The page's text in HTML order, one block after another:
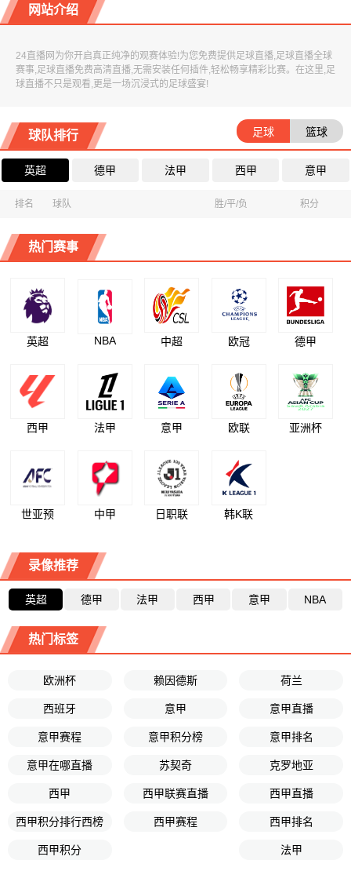
网站介绍
24直播网为你开启真正纯净的观赛体验!为您免费提供足球直播,足球直播全球
赛事,足球直播免费高清直播,无需安装任何插件,轻松畅享精彩比赛。在这里,足
球直播不只是观看,更是一场沉浸式的足球盛宴!
球队排行 足球 篮球
英超 德甲 法甲 西甲 意甲
排名 球队 胜/平/负 积分
热门赛事
英超 NBA 中超 欧冠 德甲
西甲 法甲 意甲 欧联 亚洲杯
世亚预 中甲 日职联 韩K联
录像推荐
英超 德甲 法甲 西甲 意甲 NBA
热门标签
欧洲杯 赖因德斯 荷兰
西班牙 意甲 意甲直播
意甲赛程 意甲积分榜 意甲排名
意甲在哪直播 苏契奇 克罗地亚
西甲 西甲联赛直播 西甲直播
西甲积分排行西榜 西甲赛程 西甲排名
西甲积分 法甲